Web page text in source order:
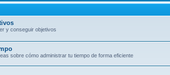
y conseguir objetivos
sobre cómo administrar tu tiempo de forma eficiente